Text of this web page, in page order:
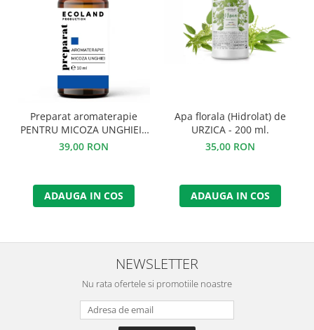
Preparat aromaterapie
PENTRU MICOZA UNGHIEI -
10 ml.
39,00 RON
ADAUGA IN COS
Apa florala (Hidrolat) de
URZICA - 200 ml.
35,00 RON
ADAUGA IN COS
NEWSLETTER
Nu rata ofertele si promotiile noastre